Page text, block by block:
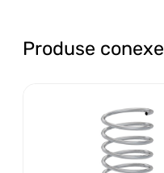
Produse conexe